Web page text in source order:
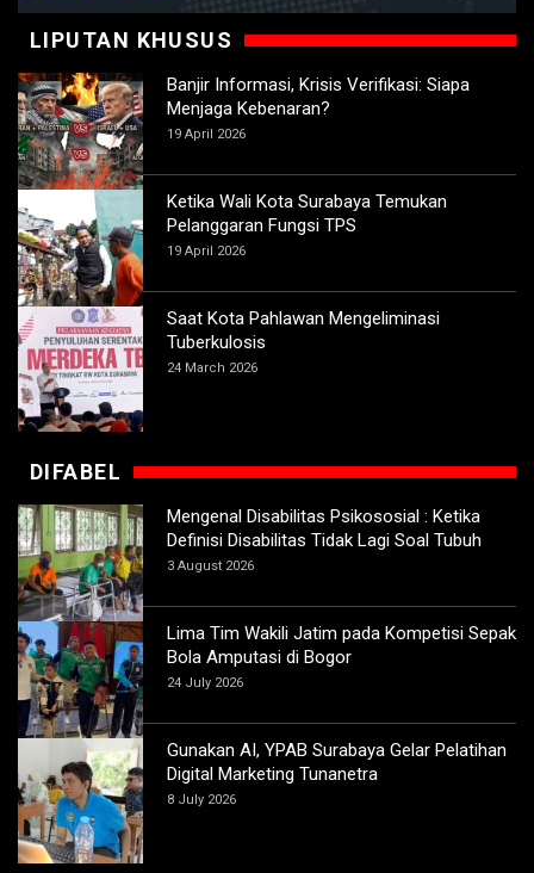
LIPUTAN KHUSUS
Banjir Informasi, Krisis Verifikasi: Siapa
Menjaga Kebenaran?
19 April 2026
Ketika Wali Kota Surabaya Temukan
Pelanggaran Fungsi TPS
19 April 2026
Saat Kota Pahlawan Mengeliminasi
Tuberkulosis
24 March 2026
DIFABEL
Mengenal Disabilitas Psikososial : Ketika
Definisi Disabilitas Tidak Lagi Soal Tubuh
3 August 2026
Lima Tim Wakili Jatim pada Kompetisi Sepak
Bola Amputasi di Bogor
24 July 2026
Gunakan AI, YPAB Surabaya Gelar Pelatihan
Digital Marketing Tunanetra
8 July 2026